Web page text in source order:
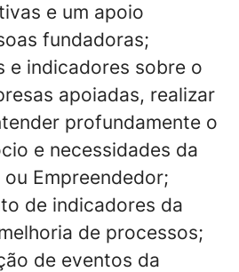
e um apoio
fundadoras;
e indicadores sobre o
apoiadas, realizar
profundamente o
e necessidades da
Empreendedor;
de indicadores da
de processos;
de eventos da